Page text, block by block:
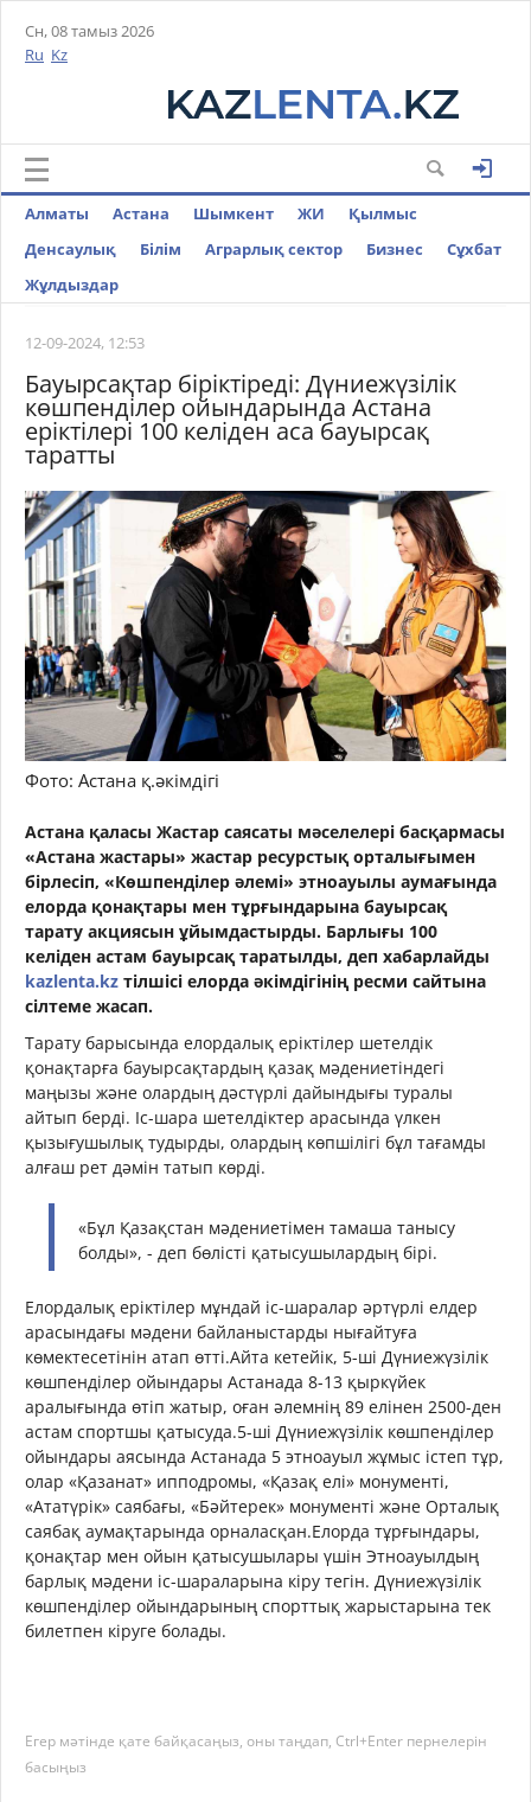
Сн, 08 тамыз 2026
Ru Kz
Алматы Астана Шымкент ЖИ
Қылмыс
Денсаулық
Білім Аграрлық сектор Бизнес
Cұхбат
Жұлдыздар
12-09-2024, 12:53
Бауырсақтар біріктіреді: Дүниежүзілік
көшпенділер ойындарында Астана
еріктілері 100 келіден аса бауырсақ
таратты
Фото: Астана қ.әкімдігі
Астана қаласы Жастар саясаты мәселелері басқармасы
«Астана жастары» жастар ресурстық орталығымен
бірлесіп, «Көшпенділер әлемі» этноауылы аумағында
елорда қонақтары мен тұрғындарына бауырсақ
тарату акциясын ұйымдастырды. Барлығы 100
келіден астам бауырсақ таратылды, деп хабарлайды
kazlenta.kz тілшісі елорда әкімдігінің ресми сайтына
сілтеме жасап.
Тарату барысында елордалық еріктілер шетелдік
қонақтарға бауырсақтардың қазақ мәдениетіндегі
маңызы және олардың дәстүрлі дайындығы туралы
айтып берді. Іс-шара шетелдіктер арасында үлкен
қызығушылық тудырды, олардың көпшілігі бұл тағамды
алғаш рет дәмін татып көрді.
«Бұл Қазақстан мәдениетімен тамаша танысу
болды», - деп бөлісті қатысушылардың бірі.
Елордалық еріктілер мұндай іс-шаралар әртүрлі елдер
арасындағы мәдени байланыстарды нығайтуға
көмектесетінін атап өтті.Айта кетейік, 5-ші Дүниежүзілік
көшпенділер ойындары Астанада 8-13 қыркүйек
аралығында өтіп жатыр, оған әлемнің 89 елінен 2500-ден
астам спортшы қатысуда.5-ші Дүниежүзілік көшпенділер
ойындары аясында Астанада 5 этноауыл жұмыс істеп тұр,
олар «Қазанат» ипподромы, «Қазақ елі» монументі,
«Ататүрік» саябағы, «Бәйтерек» монументі және Орталық
саябақ аумақтарында орналасқан.Елорда тұрғындары,
қонақтар мен ойын қатысушылары үшін Этноауылдың
барлық мәдени іс-шараларына кіру тегін. Дүниежүзілік
көшпенділер ойындарының спорттық жарыстарына тек
билетпен кіруге болады.
Егер мәтінде қате байқасаңыз, оны таңдап, Ctrl+Enter пернелерін
басыңыз